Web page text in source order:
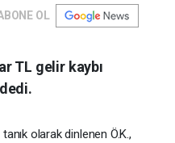
OL
TL gelir kaybı
olarak dinlenen Ö.K.,